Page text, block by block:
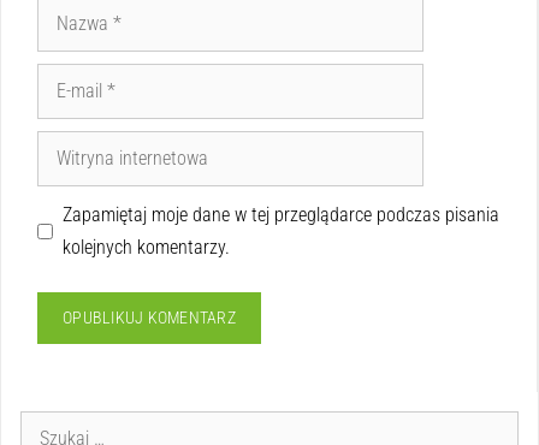
Zapamiętaj moje dane w tej przeglądarce podczas pisania
kolejnych komentarzy.